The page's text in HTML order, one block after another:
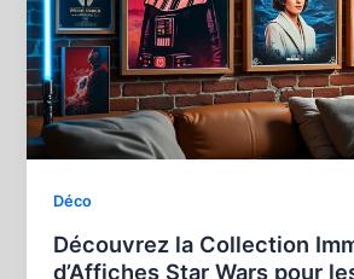
Déco
Découvrez la Collection
d’Affiches Star Wars pour